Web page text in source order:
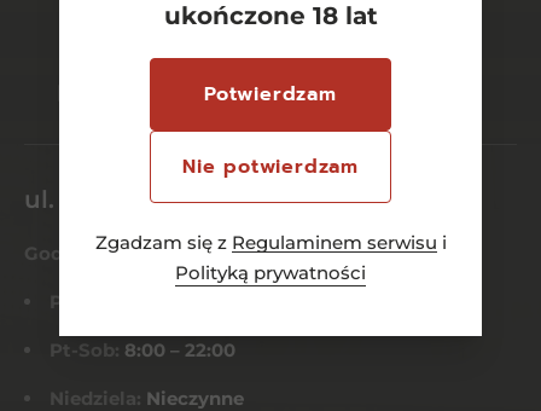
ukończone 18 lat
Potwierdzam
Nie potwierdzam
Zgadzam się z Regulaminem serwisu i
Polityką prywatności
bezpieczne
płatności online
szeroki wybór
asortymentu
ul. Dworcowa 26/6
Godziny otwarcia
Pn-Czw:
Pt-Sob: 8:00 – 22:00
Niedziela: Nieczynne